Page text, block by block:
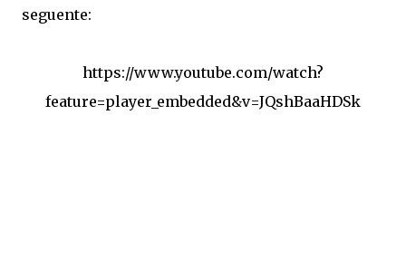
seguente:
https://www.youtube.com/watch?
feature=player_embedded&v=JQshBaaHDSk